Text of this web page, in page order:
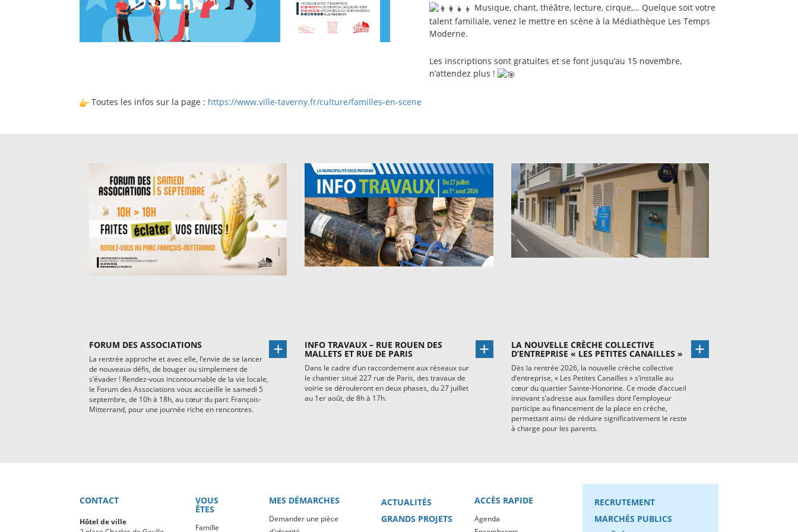
Musique, chant, théâtre, lecture, cirque,… Quelque soit votre
talent familiale, venez le mettre en scène à la Médiathèque Les Temps
Moderne.
Les inscriptions sont gratuites et se font jusqu’au 15 novembre,
n’attendez plus !
Toutes les infos sur la page : https://www.ville-taverny.fr/culture/familles-en-scene
FORUM DES ASSOCIATIONS
La rentrée approche et avec elle, l’envie de se lancer
de nouveaux défis, de bouger ou simplement de
s’évader ! Rendez-vous incontournable de la vie locale,
le Forum des Associations vous accueille le samedi 5
septembre, de 10h à 18h, au cœur du parc François-
Mitterrand, pour une journée riche en rencontres.
INFO TRAVAUX – RUE ROUEN DES
MALLETS ET RUE DE PARIS
Dans le cadre d’un raccordement aux réseaux sur
le chantier situé 227 rue de Paris, des travaux de
voirie se dérouleront en deux phases, du 27 juillet
au 1er août, de 8h à 17h.
LA NOUVELLE CRÈCHE COLLECTIVE
D’ENTREPRISE « LES PETITES CANAILLES »
Dès la rentrée 2026, la nouvelle crèche collective
d’entreprise, « Les Petites Canailles » s’installe au
cœur du quartier Sainte-Honorine. Ce mode d’accueil
innovant s’adresse aux familles dont l’employeur
participe au financement de la place en crèche,
permettant ainsi de réduire significativement le reste
à charge pour les parents.
CONTACT
Hôtel de ville
VOUS
ÊTES
Famille
MES DÉMARCHES
Demander une pièce
ACTUALITÉS
GRANDS PROJETS
ACCÈS RAPIDE
Agenda
RECRUTEMENT
MARCHÉS PUBLICS